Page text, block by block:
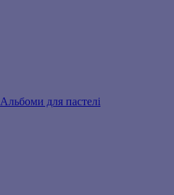
Альбоми для пастелі